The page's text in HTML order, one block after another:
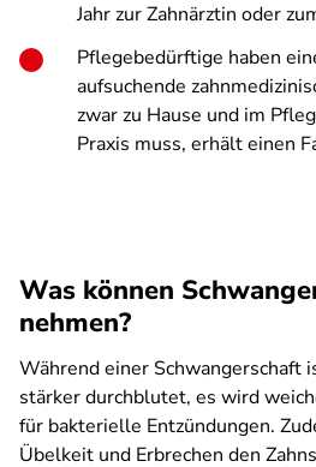
Jahr zur Zahnärztin oder
Pflegebedürftige haben
aufsuchende
zwar zu Hause und im
Praxis muss, erhält einen
Was können
nehmen?
Während einer Schwangerschaft
stärker durchblutet, es wird
für bakterielle Entzündungen.
Übelkeit und Erbrechen den